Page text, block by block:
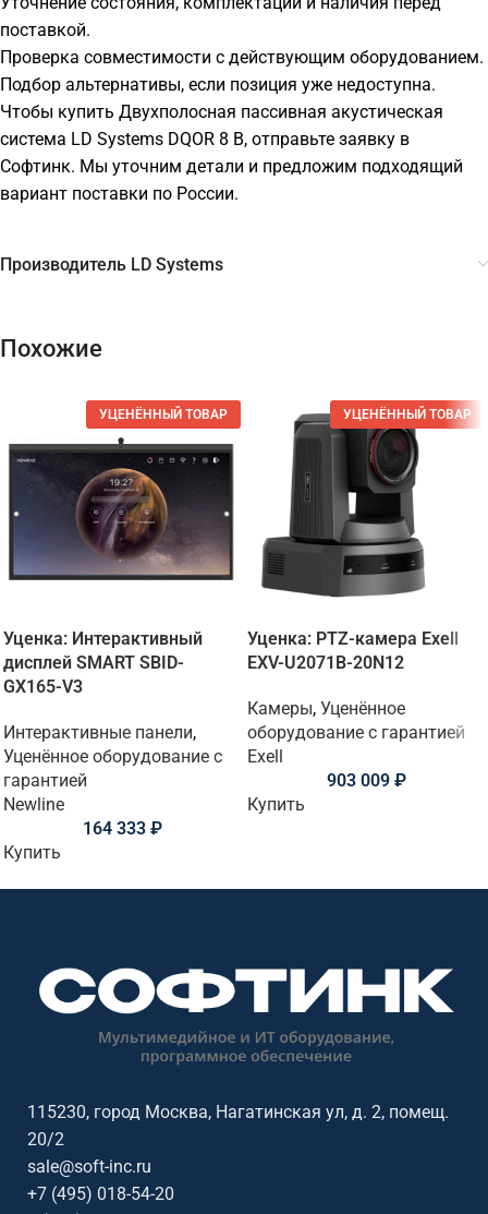
поставкой.
Проверка совместимости с действующим оборудованием.
Подбор альтернативы, если позиция уже недоступна.
Чтобы купить Двухполосная пассивная акустическая
система LD Systems DQOR 8 B, отправьте заявку в
Софтинк. Мы уточним детали и предложим подходящий
вариант поставки по России.
Производитель LD Systems
Похожие
УЦЕНЁННЫЙ ТОВАР
Уценка: Интерактивный
дисплей SMART SBID-
GX165-V3
Интерактивные панели,
Уценённое оборудование с
гарантией
Newline
164 333 ₽
Купить
УЦЕНЁННЫЙ ТОВАР
Уценка: PTZ-камера Exell
EXV-U2071B-20N12
Камеры, Уценённое
оборудование с гарантией
Exell
903 009 ₽
Купить
115230, город Москва, Нагатинская ул, д. 2, помещ.
20/2
sale@soft-inc.ru
+7 (495) 018-54-20